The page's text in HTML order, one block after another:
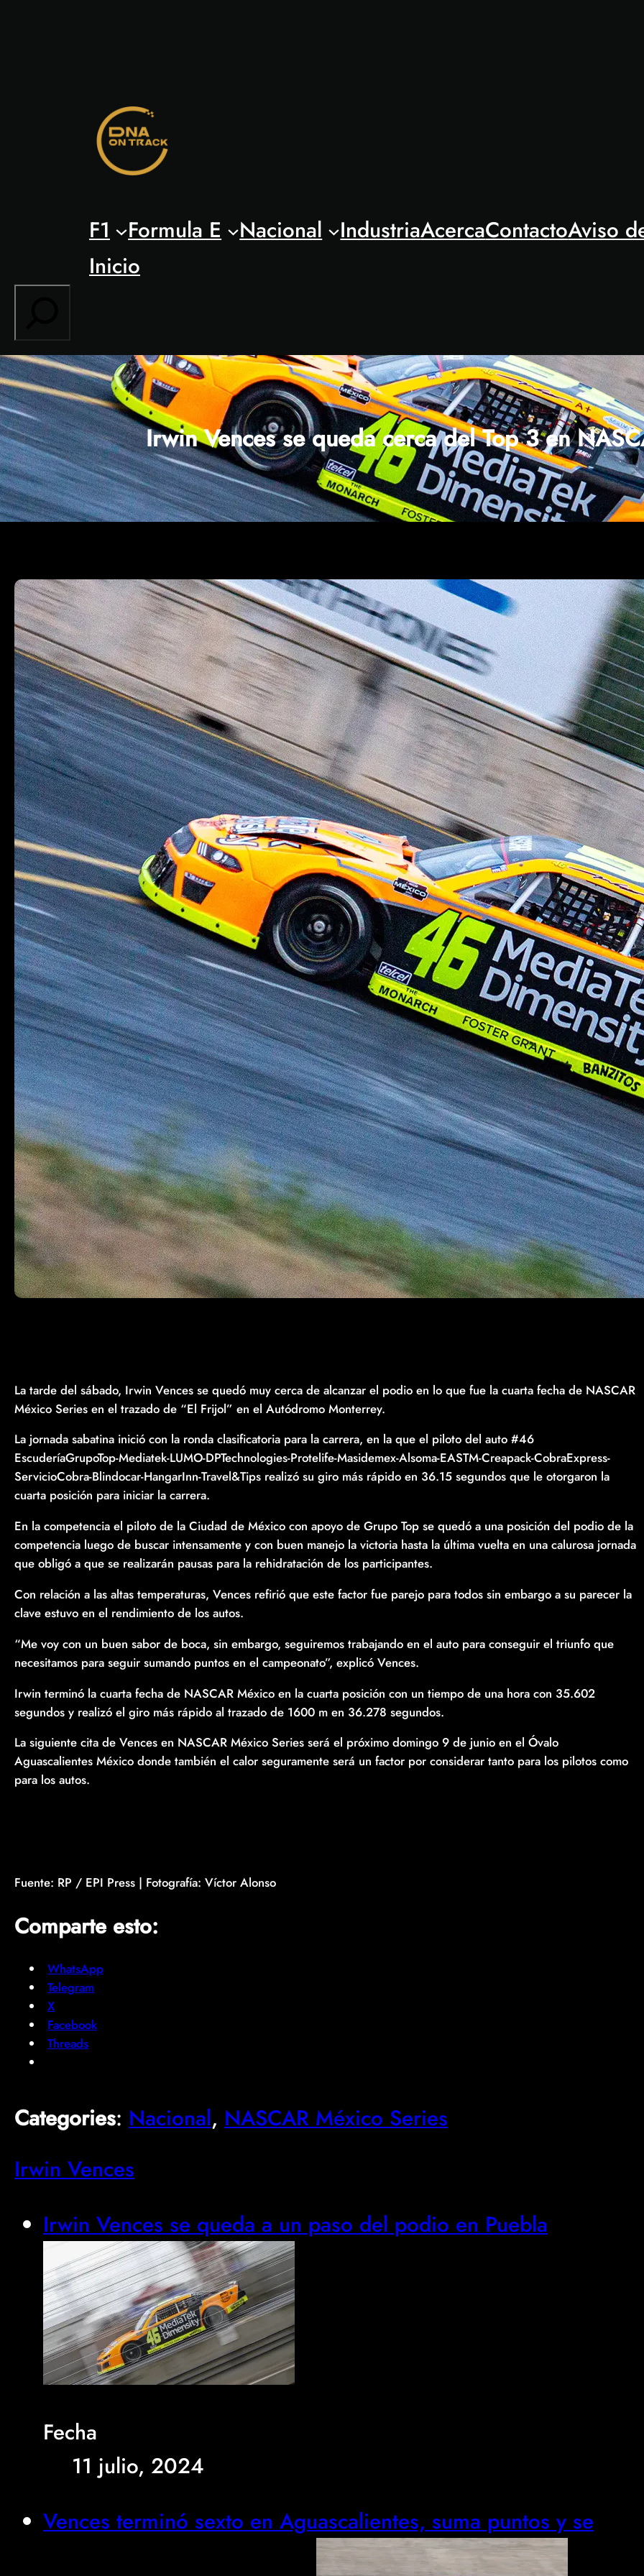
F1 Formula E Nacional IndustriaAcercaContactoAviso
Inicio
Irwin Vences se queda cerca del Top 3 en
La tarde del sábado, Irwin Vences se quedó muy cerca de alcanzar el podio en lo que fue la cuarta fecha de NASCAR
México Series en el trazado de “El Frijol” en el Autódromo Monterrey.
La jornada sabatina inició con la ronda clasificatoria para la carrera, en la que el piloto del auto #46
EscuderíaGrupoTop-Mediatek-LUMO-DPTechnologies-Protelife-Masidemex-Alsoma-EASTM-Creapack-CobraExpress-
ServicioCobra-Blindocar-HangarInn-Travel&Tips realizó su giro más rápido en 36.15 segundos que le otorgaron la
cuarta posición para iniciar la carrera.
En la competencia el piloto de la Ciudad de México con apoyo de Grupo Top se quedó a una posición del podio de la
competencia luego de buscar intensamente y con buen manejo la victoria hasta la última vuelta en una calurosa jornada
que obligó a que se realizarán pausas para la rehidratación de los participantes.
Con relación a las altas temperaturas, Vences refirió que este factor fue parejo para todos sin embargo a su parecer la
clave estuvo en el rendimiento de los autos.
“Me voy con un buen sabor de boca, sin embargo, seguiremos trabajando en el auto para conseguir el triunfo que
necesitamos para seguir sumando puntos en el campeonato”, explicó Vences.
Irwin terminó la cuarta fecha de NASCAR México en la cuarta posición con un tiempo de una hora con 35.602
segundos y realizó el giro más rápido al trazado de 1600 m en 36.278 segundos.
La siguiente cita de Vences en NASCAR México Series será el próximo domingo 9 de junio en el Óvalo
Aguascalientes México donde también el calor seguramente será un factor por considerar tanto para los pilotos como
para los autos.
Fuente: RP / EPI Press | Fotografía: Víctor Alonso
Comparte esto:
WhatsApp
Telegram
X
Facebook
Threads
Categories: Nacional, NASCAR México Series
Irwin Vences
Irwin Vences se queda a un paso del podio en Puebla
Fecha
11 julio, 2024
Vences terminó sexto en Aguascalientes, suma puntos y se